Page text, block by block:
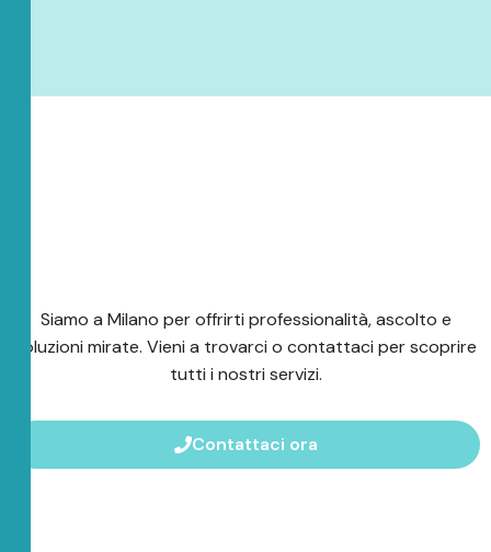
Siamo a Milano per offrirti professionalità, ascolto e
soluzioni mirate. Vieni a trovarci o contattaci per scoprire
tutti i nostri servizi.
Contattaci ora